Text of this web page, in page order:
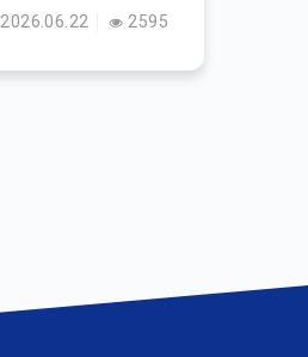
2026.06.22 2595